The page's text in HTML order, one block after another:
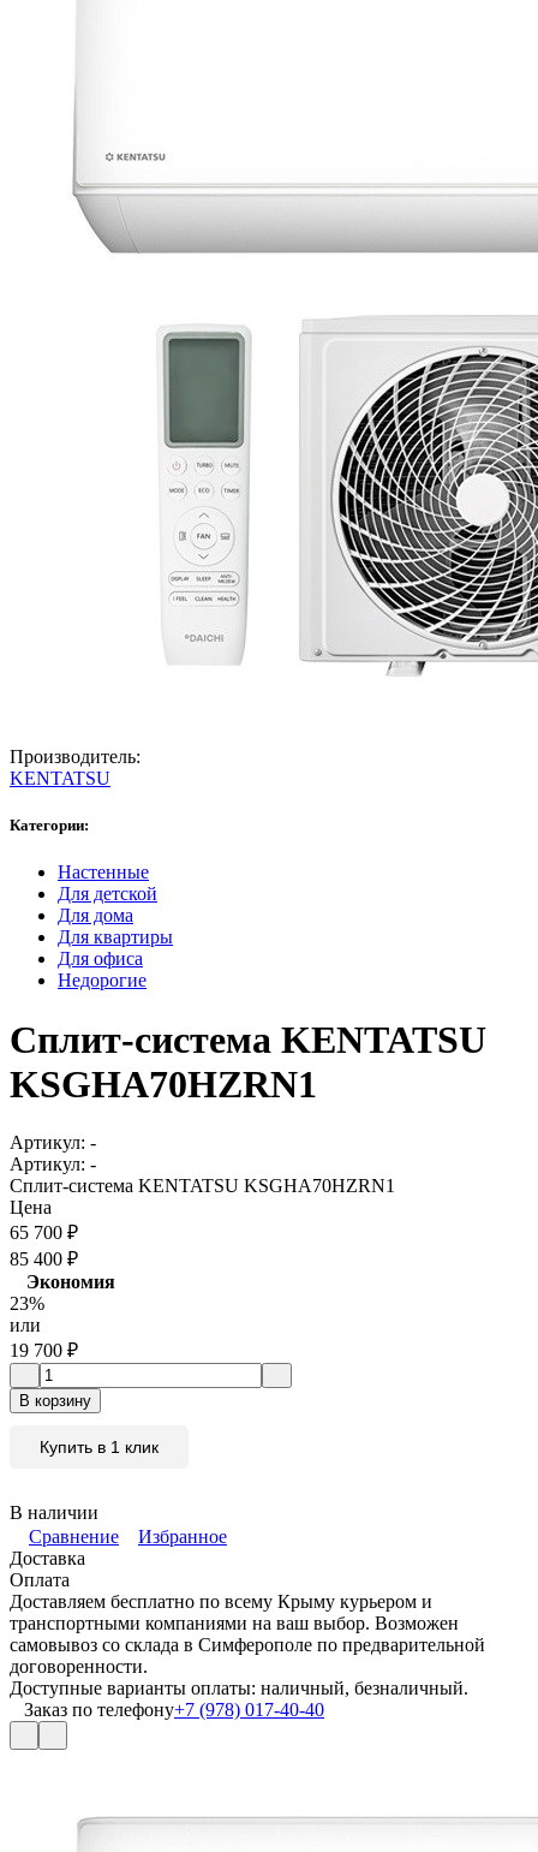
Производитель:
KENTATSU
Категории:
Настенные
Для детской
Для дома
Для квартиры
Для офиса
Недорогие
Сплит-система KENTATSU
KSGHA70HZRN1
Артикул: -
Артикул: -
Сплит-система KENTATSU KSGHA70HZRN1
Цена
65 700 ₽
85 400 ₽
Экономия
23%
или
19 700 ₽
В корзину
Купить в 1 клик
В наличии
Сравнение
Избранное
Доставка
Оплата
Доставляем бесплатно по всему Крыму курьером и
транспортными компаниями на ваш выбор. Возможен
самовывоз со склада в Симферополе по предварительной
договоренности.
Доступные варианты оплаты: наличный, безналичный.
Заказ по телефону+7 (978) 017-40-40